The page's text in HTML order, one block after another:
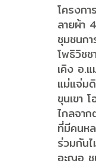
โครงกา
ลายผ้า
ชุมชนก
โพธิวิช
เคิง อ.
แม่แจ่ม
ขุนเขา
ไกลจาก
ที่มีคนห
ร่วมกันไ